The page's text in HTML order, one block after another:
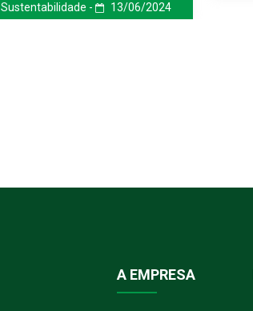
Sustentabilidade - 13/06/2024
A EMPRESA